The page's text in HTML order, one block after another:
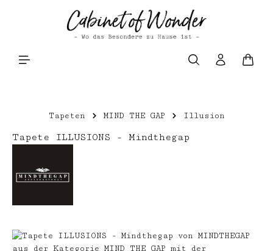
Zum Hauptinhalt springen
Tapeten MIND THE GAP Illusion
Tapete ILLUSIONS - Mindthegap
Bildergalerie überspringen